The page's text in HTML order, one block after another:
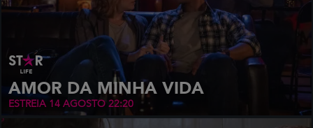
AMOR DA MINHA VIDA
ESTREIA 14 AGOSTO 22:20